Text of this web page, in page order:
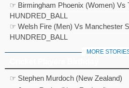
☞ Birmingham Phoenix (Women) Vs
HUNDRED_BALL
☞ Welsh Fire (Men) Vs Manchester
HUNDRED_BALL
MORE
☞ Stephen Murdoch (New Zealand)